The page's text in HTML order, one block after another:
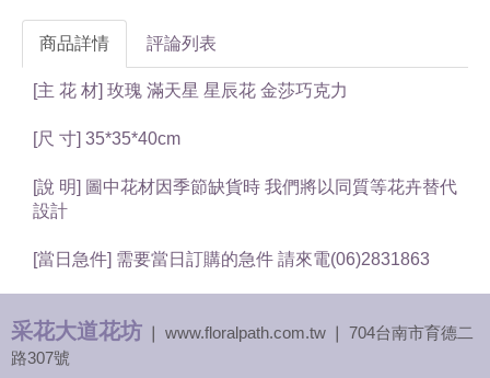
商品詳情 評論列表
[主 花 材] 玫瑰 滿天星 星辰花 金莎巧克力
[尺 寸] 35*35*40cm
[說 明] 圖中花材因季節缺貨時 我們將以同質等花卉替代
設計
[當日急件] 需要當日訂購的急件 請來電(06)2831863
采花大道花坊 ❘ www.floralpath.com.tw ❘ 704台南市育德二
路307號